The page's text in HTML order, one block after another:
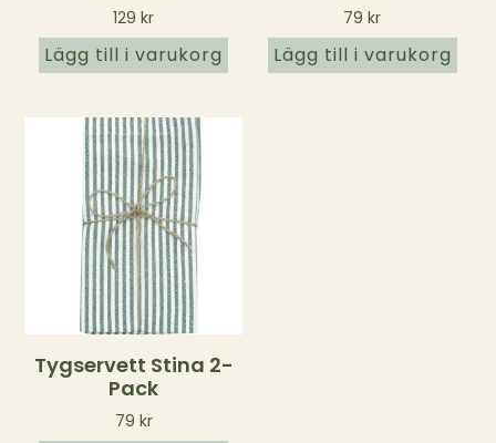
129kr
Lägg till i varukorg
79kr
Lägg till i varukorg
Tygservett Stina 2-
Pack
79 kr